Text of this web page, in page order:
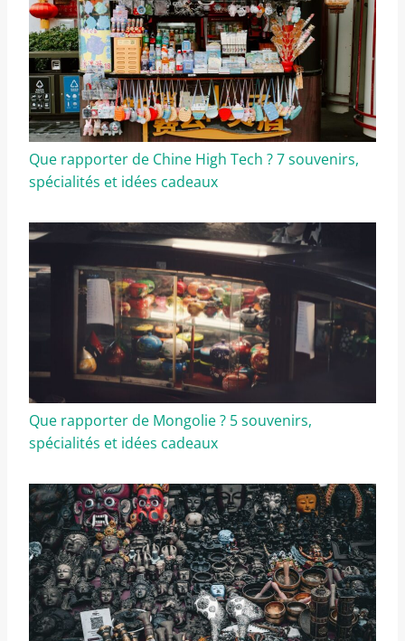
Que rapporter de Chine High Tech ? 7 souvenirs,
spécialités et idées cadeaux
Que rapporter de Mongolie ? 5 souvenirs,
spécialités et idées cadeaux